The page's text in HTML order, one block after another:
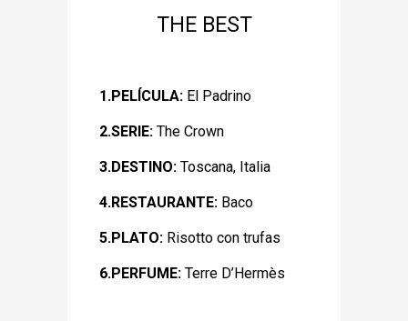
THE BEST
1.PELÍCULA: El Padrino
2.SERIE: The Crown
3.DESTINO: Toscana, Italia
4.RESTAURANTE: Baco
5.PLATO: Risotto con trufas
6.PERFUME: Terre D’Hermès